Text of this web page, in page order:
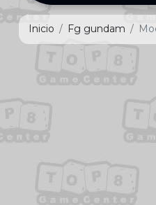
Inicio Fg gundam